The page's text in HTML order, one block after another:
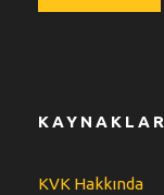
KAYNAKLAR
KVK Hakkında